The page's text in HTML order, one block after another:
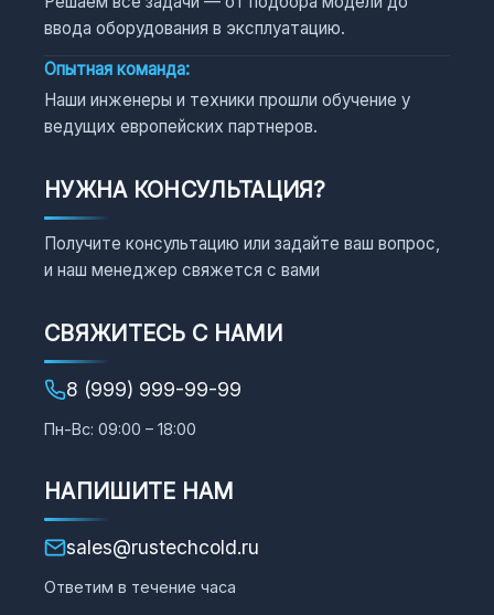
ввода оборудования в эксплуатацию.
Опытная команда:
Наши инженеры и техники прошли обучение у
ведущих европейских партнеров.
НУЖНА КОНСУЛЬТАЦИЯ?
Получите консультацию или задайте ваш вопрос,
и наш менеджер свяжется с вами
СВЯЖИТЕСЬ С НАМИ
8 (999) 999-99-99
Пн-Вс: 09:00 – 18:00
НАПИШИТЕ НАМ
sales@rustechcold.ru
Ответим в течение часа